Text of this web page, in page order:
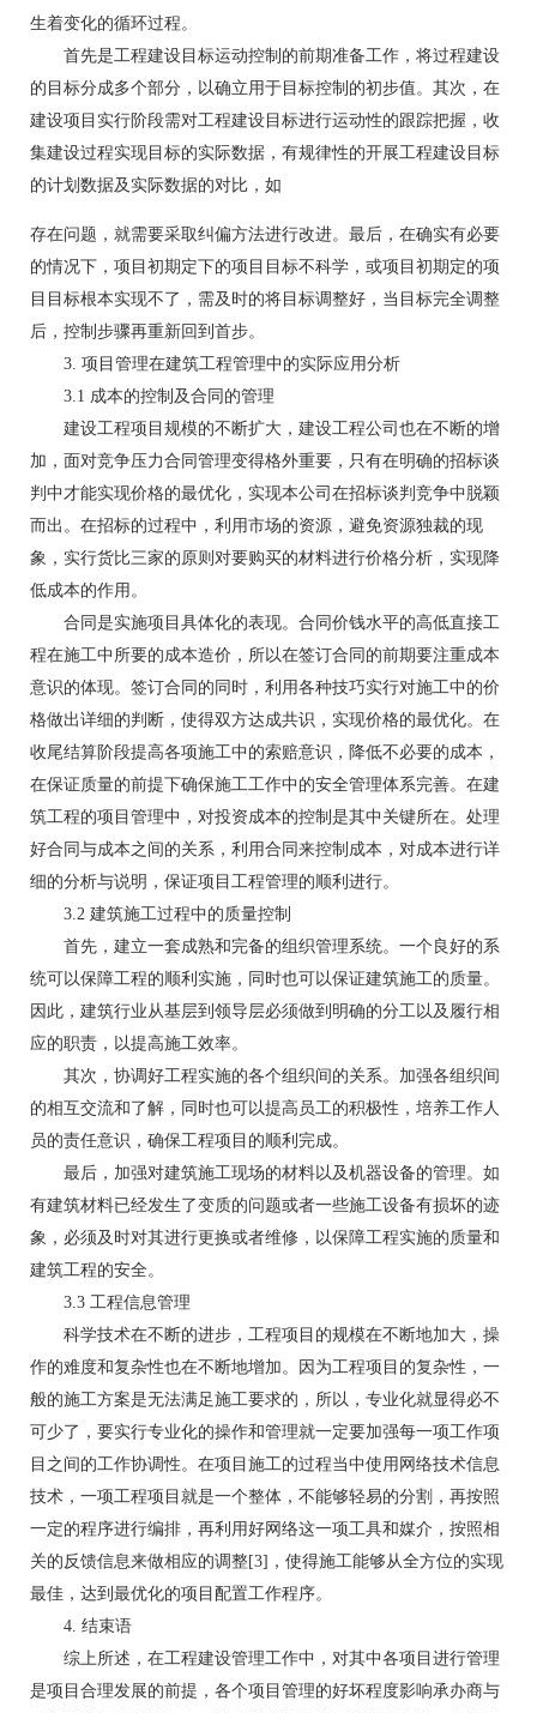
生着变化的循环过程。
首先是工程建设目标运动控制的前期准备工作，将过程建设
的目标分成多个部分，以确立用于目标控制的初步值。其次，在
建设项目实行阶段需对工程建设目标进行运动性的跟踪把握，收
集建设过程实现目标的实际数据，有规律性的开展工程建设目标
的计划数据及实际数据的对比，如
存在问题，就需要采取纠偏方法进行改进。最后，在确实有必要
的情况下，项目初期定下的项目目标不科学，或项目初期定的项
目目标根本实现不了，需及时的将目标调整好，当目标完全调整
后，控制步骤再重新回到首步。
3. 项目管理在建筑工程管理中的实际应用分析
3.1 成本的控制及合同的管理
建设工程项目规模的不断扩大，建设工程公司也在不断的增
加，面对竞争压力合同管理变得格外重要，只有在明确的招标谈
判中才能实现价格的最优化，实现本公司在招标谈判竞争中脱颖
而出。在招标的过程中，利用市场的资源，避免资源独裁的现
象，实行货比三家的原则对要购买的材料进行价格分析，实现降
低成本的作用。
合同是实施项目具体化的表现。合同价钱水平的高低直接工
程在施工中所要的成本造价，所以在签订合同的前期要注重成本
意识的体现。签订合同的同时，利用各种技巧实行对施工中的价
格做出详细的判断，使得双方达成共识，实现价格的最优化。在
收尾结算阶段提高各项施工中的索赔意识，降低不必要的成本，
在保证质量的前提下确保施工工作中的安全管理体系完善。在建
筑工程的项目管理中，对投资成本的控制是其中关键所在。处理
好合同与成本之间的关系，利用合同来控制成本，对成本进行详
细的分析与说明，保证项目工程管理的顺利进行。
3.2 建筑施工过程中的质量控制
首先，建立一套成熟和完备的组织管理系统。一个良好的系
统可以保障工程的顺利实施，同时也可以保证建筑施工的质量。
因此，建筑行业从基层到领导层必须做到明确的分工以及履行相
应的职责，以提高施工效率。
其次，协调好工程实施的各个组织间的关系。加强各组织间
的相互交流和了解，同时也可以提高员工的积极性，培养工作人
员的责任意识，确保工程项目的顺利完成。
最后，加强对建筑施工现场的材料以及机器设备的管理。如
有建筑材料已经发生了变质的问题或者一些施工设备有损坏的迹
象，必须及时对其进行更换或者维修，以保障工程实施的质量和
建筑工程的安全。
3.3 工程信息管理
科学技术在不断的进步，工程项目的规模在不断地加大，操
作的难度和复杂性也在不断地增加。因为工程项目的复杂性，一
般的施工方案是无法满足施工要求的，所以，专业化就显得必不
可少了，要实行专业化的操作和管理就一定要加强每一项工作项
目之间的工作协调性。在项目施工的过程当中使用网络技术信息
技术，一项工程项目就是一个整体，不能够轻易的分割，再按照
一定的程序进行编排，再利用好网络这一项工具和媒介，按照相
关的反馈信息来做相应的调整[3]，使得施工能够从全方位的实现
最佳，达到最优化的项目配置工作程序。
4. 结束语
综上所述，在工程建设管理工作中，对其中各项目进行管理
是项目合理发展的前提，各个项目管理的好坏程度影响承办商与